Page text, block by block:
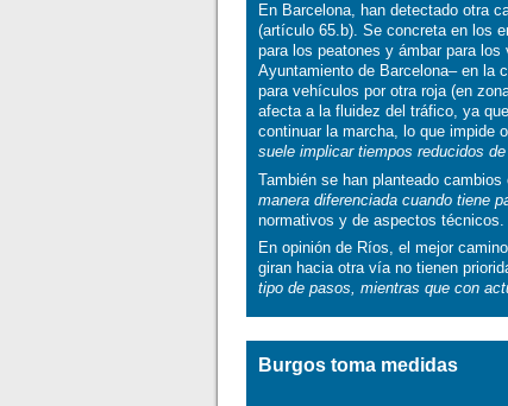
En Barcelona, han detectado otra
(artículo 65.b). Se concreta en los
para los peatones y ámbar para
Ayuntamiento de Barcelona– en la
para vehículos por otra roja (en
afecta a la fluidez del tráfico, ya
continuar la marcha, lo que impide
suele implicar tiempos reducidos
También se han planteado
manera diferenciada cuando tiene
normativos y de aspectos técnicos.
En opinión de Ríos, el mejor
giran hacia otra vía no tienen
tipo de pasos, mientras que con
Burgos toma medidas